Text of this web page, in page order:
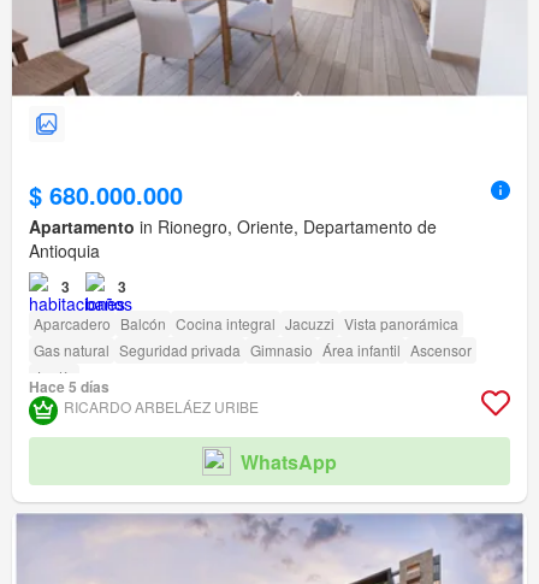
$ 680.000.000
Apartamento in Rionegro, Oriente, Departamento de
Antioquia
3 3
Aparcadero Balcón Cocina integral Jacuzzi Vista panorámica
Gas natural Seguridad privada Gimnasio Área infantil Ascensor
Jardín
Hace 5 días
RICARDO ARBELÁEZ URIBE
WhatsApp